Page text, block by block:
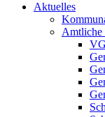
Aktuelles
Amtliche